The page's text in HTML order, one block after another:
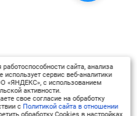
сайта, анализа
сервис веб-аналитики
«ЯНДЕКС», с использованием
активности.
свое согласие на обработку
с Политикой сайта в отношении